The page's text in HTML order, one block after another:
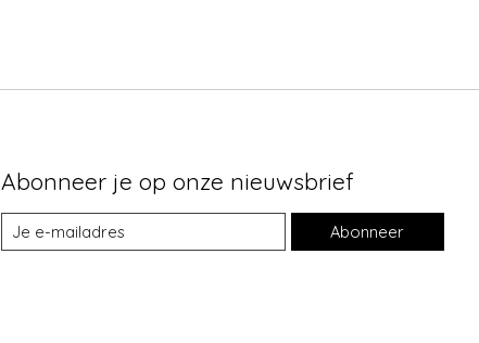
Abonneer je op onze nieuwsbrief
Abonneer